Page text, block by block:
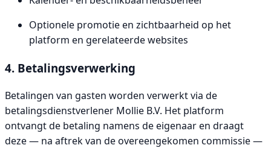
Optionele promotie en zichtbaarheid op het
platform en gerelateerde websites
4. Betalingsverwerking
Betalingen van gasten worden verwerkt via de
betalingsdienstverlener Mollie B.V. Het platform
ontvangt de betaling namens de eigenaar en draagt
deze — na aftrek van de overeengekomen commissie —